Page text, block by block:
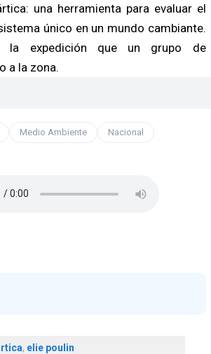
una herramienta para evaluar el
único en un mundo cambiante.
expedición que un grupo de
a la zona.
Medio Ambiente Nacional
, elie poulin